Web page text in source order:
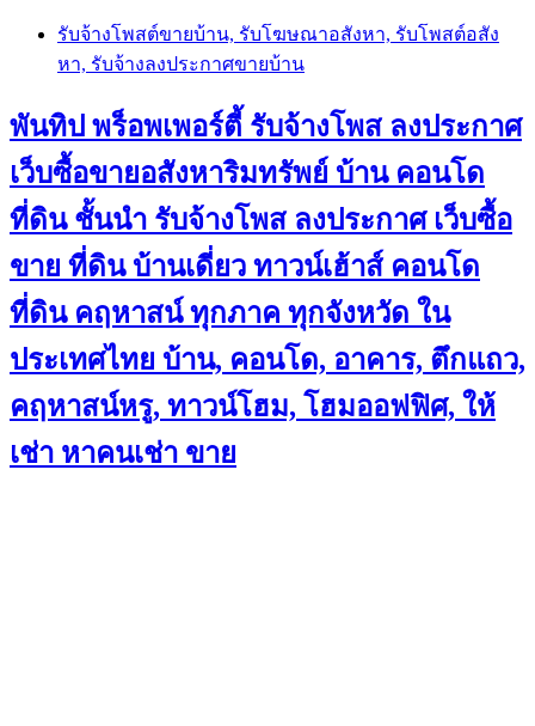
Skip
content
รับจ้างโพสต์ขายบ้าน, รับโฆษณาอสังหา, รับโพสต์อสัง
หา, รับจ้างลงประกาศขายบ้าน
พันทิป พร็อพเพอร์ตี้ รับจ้างโพส ลงประกาศ
เว็บซื้อขายอสังหาริมทรัพย์ บ้าน คอนโด
ที่ดิน ชั้นนำ รับจ้างโพส ลงประกาศ เว็บซื้อ
ขาย ที่ดิน บ้านเดี่ยว ทาวน์เฮ้าส์ คอนโด
ที่ดิน คฤหาสน์ ทุกภาค ทุกจังหวัด ใน
ประเทศไทย บ้าน, คอนโด, อาคาร, ตึกแถว,
คฤหาสน์หรู, ทาวน์โฮม, โฮมออฟฟิศ, ให้
เช่า หาคนเช่า ขาย